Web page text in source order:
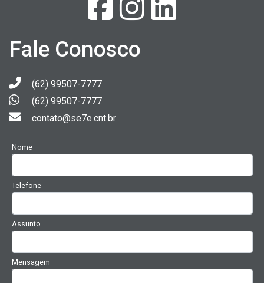
Fale Conosco
(62) 99507-7777
(62) 99507-7777
contato@se7e.cnt.br
Nome
Telefone
Assunto
Mensagem